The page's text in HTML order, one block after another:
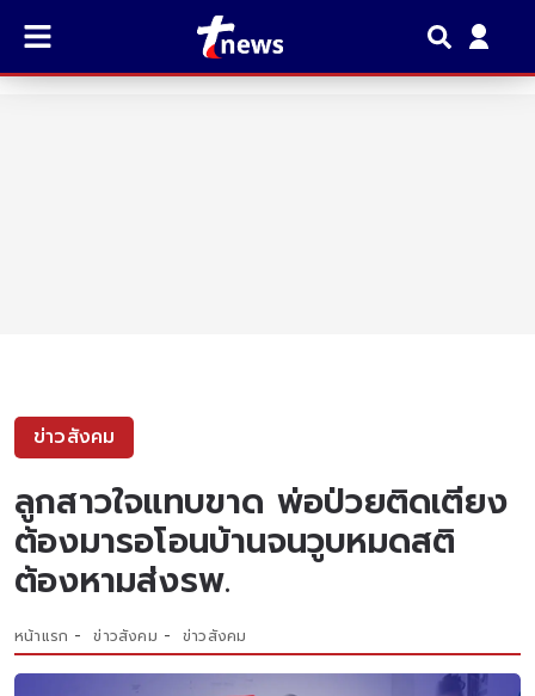
ข่าวสังคม
ลูกสาวใจแทบขาด พ่อป่วยติดเตียง
ต้องมารอโอนบ้านจนวูบหมดสติ
ต้องหามส่งรพ.
หน้าแรก ข่าวสังคม ข่าวสังคม